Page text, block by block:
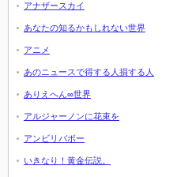
アナザースカイ
あなたの知るかもしれない世界
アニメ
あのニュースで得する人損する人
ありえへん∞世界
アルジャーノンに花束を
アンビリバボー
いきなり！黄金伝説。